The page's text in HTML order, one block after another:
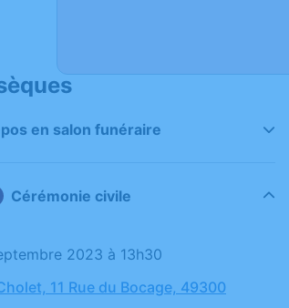
en salon funéraire
Cérémonie civile
2023 à 13h30
11 Rue du Bocage, 49300